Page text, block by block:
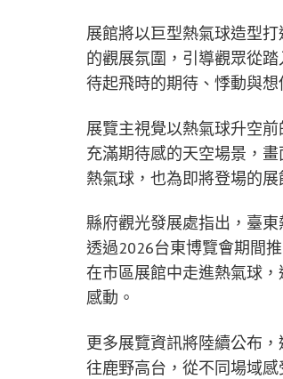
展館將以巨型熱氣球造型
的觀展氛圍，引導觀眾從
待起飛時的期待、悸動與想
展覽主視覺以熱氣球升空
充滿期待感的天空場景，
熱氣球，也為即將登場的展
縣府觀光發展處指出，臺
透過2026台東博覽會期間
在市區展館中走進熱氣球
感動。
更多展覽資訊將陸續公布
往鹿野高台，從不同場域